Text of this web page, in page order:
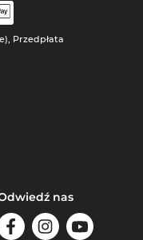
Przedpłata
nas